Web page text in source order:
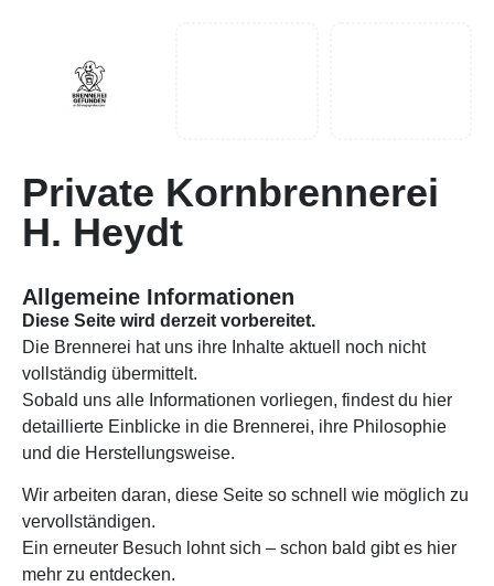
Private Kornbrennerei
H. Heydt
Allgemeine Informationen
Diese Seite wird derzeit vorbereitet.
Die Brennerei hat uns ihre Inhalte aktuell noch nicht
vollständig übermittelt.
Sobald uns alle Informationen vorliegen, findest du hier
detaillierte Einblicke in die Brennerei, ihre Philosophie
und die Herstellungsweise.
Wir arbeiten daran, diese Seite so schnell wie möglich zu
vervollständigen.
Ein erneuter Besuch lohnt sich – schon bald gibt es hier
mehr zu entdecken.